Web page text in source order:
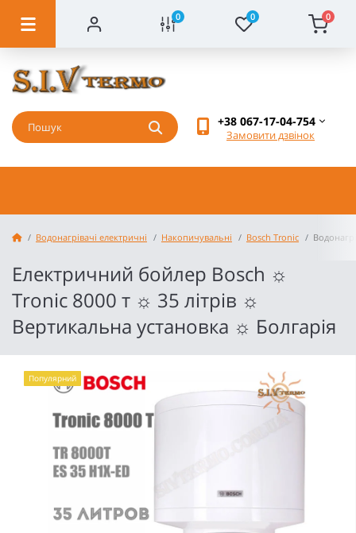
0 0 0
+38 067-17-04-754
Замовити дзвінок
Водонагрівачі електричні Накопичувальні Bosch Tronic
Електричний бойлер Bosch ☼
Tronic 8000 т ☼ 35 літрів ☼
Вертикальна установка ☼ Болгарія
Популярний